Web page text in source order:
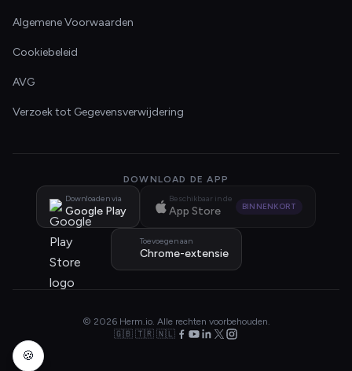
Algemene Voorwaarden
Cookiebeleid
AVG
Verzoek tot Gegevensverwijdering
DOWNLOAD DE APP
Downloaden via
Google Play
Beschikbaar in de
App Store BINNENKORT
Toevoegen aan
Chrome-extensie
© 2026 Herm.io. Alle rechten voorbehouden.
🇬🇧 🇹🇷 🇳🇱
🍪